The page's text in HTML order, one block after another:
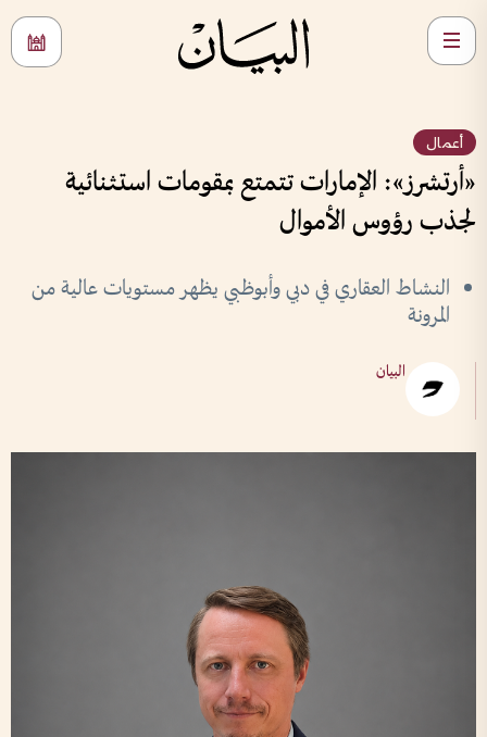
أعمال
«أرتشرز»: الإمارات تتمتع بمقومات استثنائية
لجذب رؤوس الأموال
النشاط العقاري في دبي وأبوظبي يظهر مستويات عالية من
المرونة
البيان